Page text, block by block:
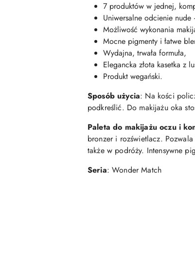
7 produktów w jednej,
Uniwersalne odcienie
Możliwość wykonania
Mocne pigmenty i łatwe
Wydajna, trwała formuła,
Elegancka złota kasetka z
Produkt wegański.
Sposób użycia: Na kości
podkreślić. Do makijażu oka
Paleta do makijażu oczu i
bronzer i rozświetlacz.
także w podróży. Intensywne
Seria: Wonder Match